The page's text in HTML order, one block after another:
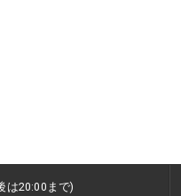
は20:00まで)